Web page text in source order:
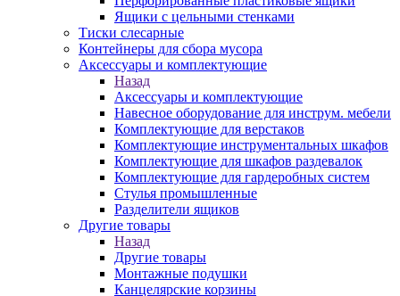
Ящики с цельными стенками
Тиски слесарные
Контейнеры для сбора мусора
Аксессуары и комплектующие
Назад
Аксессуары и комплектующие
Навесное оборудование для инструм. мебели
Комплектующие для верстаков
Комплектующие инструментальных шкафов
Комплектующие для шкафов раздевалок
Комплектующие для гардеробных систем
Стулья промышленные
Разделители ящиков
Другие товары
Назад
Другие товары
Монтажные подушки
Канцелярские корзины